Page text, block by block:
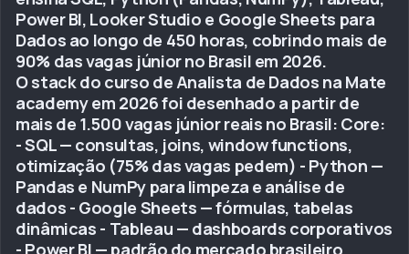
Power BI, Looker Studio e Google Sheets para
Dados ao longo de 450 horas, cobrindo mais de
90% das vagas júnior no Brasil em 2026.
O stack do curso de Analista de Dados na Mate
academy em 2026 foi desenhado a partir de
mais de 1.500 vagas júnior reais no Brasil: Core:
- SQL — consultas, joins, window functions,
otimização (75% das vagas pedem) - Python —
Pandas e NumPy para limpeza e análise de
dados - Google Sheets — fórmulas, tabelas
dinâmicas - Tableau — dashboards corporativos
- Power BI — padrão do mercado brasileiro